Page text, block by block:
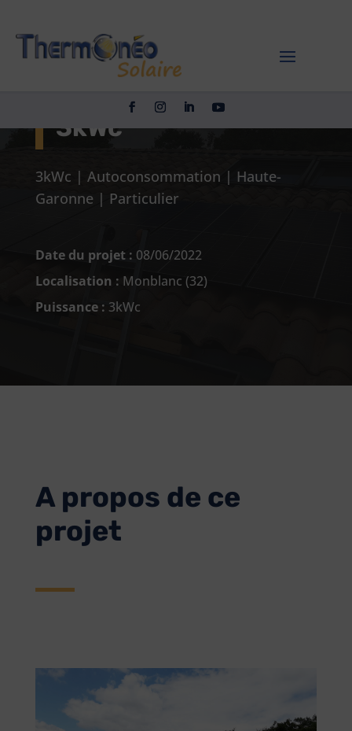
Kit photovoltaïque
autoconsommation
3kWc
3kWc | Autoconsommation | Haute-
Garonne| Particulier
Date du projet : 08/06/2022
Localisation : Monblanc (32)
Puissance : 3kWc
A propos de ce
projet